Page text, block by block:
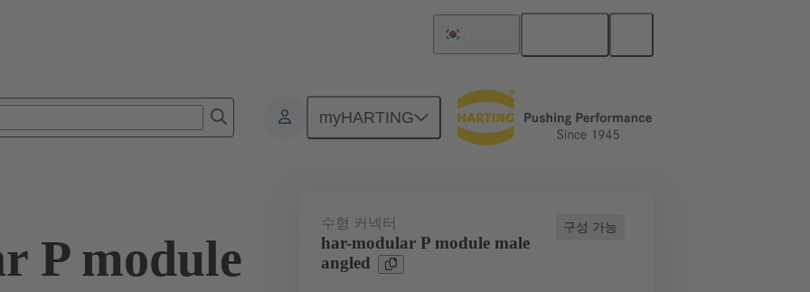
myHARTING
제품 마더보드와 도터보드 연결 02 51 900 0002
P module
구성 가능
수형 커넥터
har-modular P module male
angled